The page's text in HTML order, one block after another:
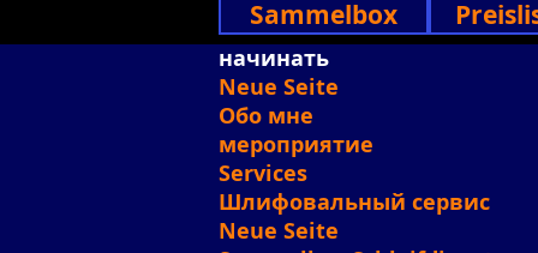
Sammelbox
начинать
Neue Seite
Обо мне
мероприятие
Services
Шлифовальный сервис
Neue Seite